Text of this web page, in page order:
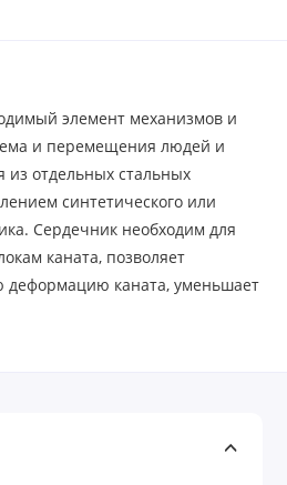
элемент механизмов и
и перемещения людей и
из отдельных стальных
синтетического или
Сердечник необходим для
каната, позволяет
каната, уменьшает